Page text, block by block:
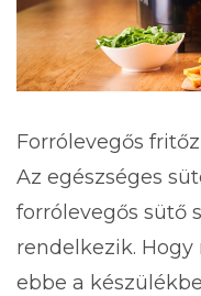
Forrólevegős
Az egészséges
forrólevegős sütő
rendelkezik.
ebbe a